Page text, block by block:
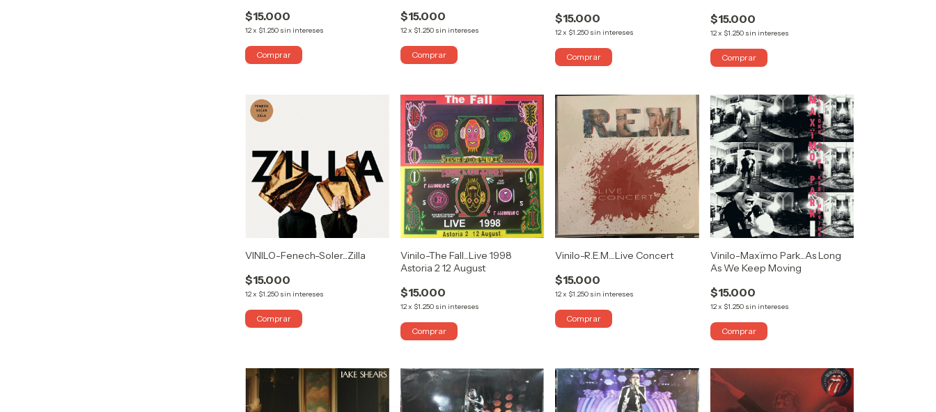
$15.000
12x $1.250 sin intereses
$15.000
12x $1.250 sin intereses
$15.000
12x $1.250 sin intereses
$15.000
12x $1.250 sin intereses
VINILO-Fenech-Soler...Zilla
$15.000
12x $1.250 sin intereses
Vinilo-The Fall...Live 1998
Astoria 2 12 August
$15.000
12x $1.250 sin intereses
Vinilo-R.E.M....Live Concert
$15.000
12x $1.250 sin intereses
Vinilo-Maxïmo Park...As Long
As We Keep Moving
$15.000
12x $1.250 sin intereses